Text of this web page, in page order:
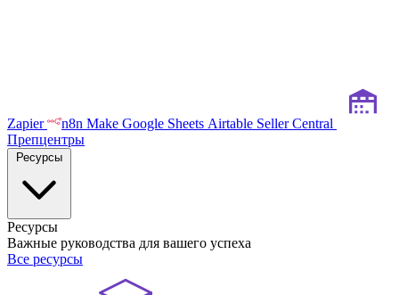
Zapier n8n Make Google Sheets Airtable Seller Central
Препцентры
Ресурсы
Важные руководства для вашего успеха
Все ресурсы